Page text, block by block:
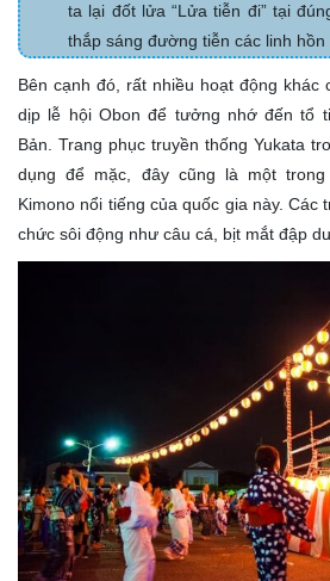
ta lại đốt lửa “Lửa tiễn đi” tại
thắp sáng đường tiễn các linh hồn
Bên cạnh đó, rất nhiều hoạt động khác
dịp lễ hội Obon để tưởng nhớ đến tổ
Bản. Trang phục truyền thống Yukata
dụng để mặc, đây cũng là một
Kimono nổi tiếng của quốc gia này. Các
chức sôi động như câu cá, bịt mắt đập